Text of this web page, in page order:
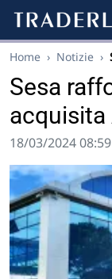
Home › Notizie ›
Sesa
acquisita
18/03/2024 08:59